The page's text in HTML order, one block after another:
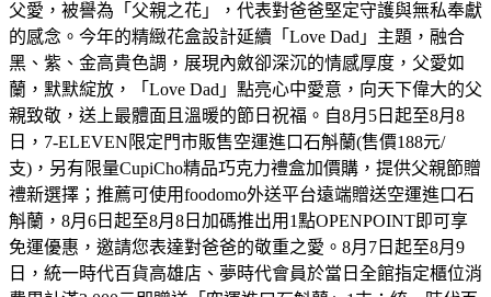
父愛，被譽為「父親之花」，代表對爸爸堅定守護與無私奉獻
的感念。今年的精緻花盒設計延續「Love Dad」主題，融合
黑、紫、金高貴色調，展現內斂卻深沉的情感厚度，父愛如
蘭，默默綻放，「Love Dad」點亮心中愛意，向天下偉大的父
親致敬，送上最體面且溫暖的節日祝福。自8月5日起至8月8
日，7-ELEVEN限定門市販售空運進口石斛蘭(售價188元/
支)，另有限量CupiCho精品巧克力禮盒加價購，提供父親節贈
禮新選擇；推薦可使用foodomo外送平台遠端贈送空運進口石
斛蘭，8月6日起至8月8日加碼推出用1點OPENPOINT即可享
免運優惠，邀請您表達對爸爸的敬重之愛。8月7日起至8月9
日，統一時代百貨高雄店、夢時代會員於當日全館指定櫃位消